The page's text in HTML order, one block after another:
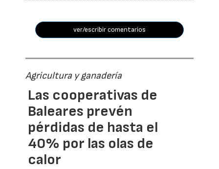
ver/escribir comentarios
Agricultura y ganadería
Las cooperativas de
Baleares prevén
pérdidas de hasta el
40% por las olas de
calor